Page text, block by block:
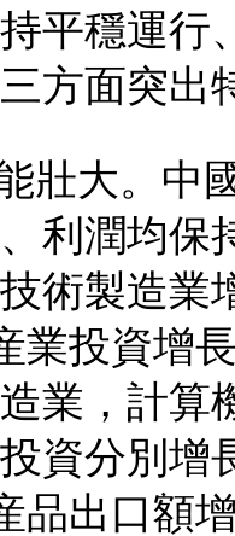
平穩運行
方面突出
大。中
利潤均
術製造業
業投資增
業，計算
資分別增
品出口額